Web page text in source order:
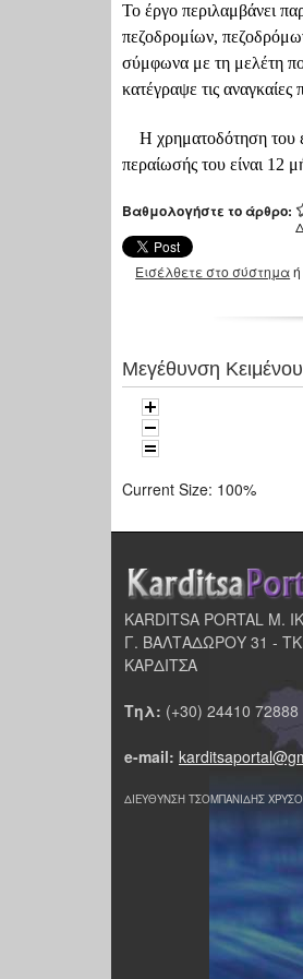
Το έργο περιλαμβάνει
πεζοδρομίων,
σύμφωνα με τη μελέτη
κατέγραψε τις
Η χρηματοδότηση του
περαίωσής του είναι 12
Βαθμολογήστε το άρθρο:
Εισέλθετε στο σύστημαή
Μεγέθυνση Κειμένου
Current Size: 100%
KARDITSA PORTAL Μ.
Γ. ΒΑΛΤΑΔΩΡΟΥ 31 -
ΚΑΡΔΙΤΣΑ
Τηλ: (+30) 24410 72888
e-mail:
ΔΙΕΥΘΥΝΣΗ ΤΣΟΜΠΑΝΙΔΗΣ